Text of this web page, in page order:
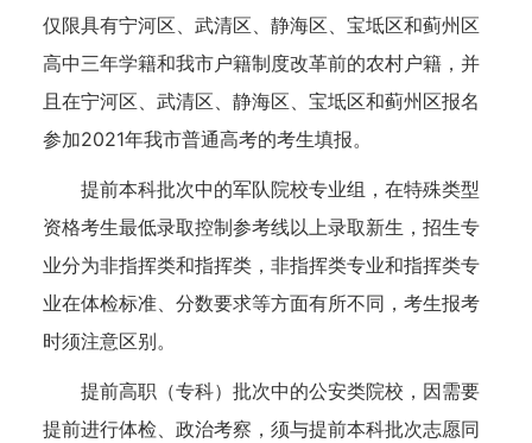
仅限具有宁河区、武清区、静海区、宝坻区和蓟州区
高中三年学籍和我市户籍制度改革前的农村户籍，并
且在宁河区、武清区、静海区、宝坻区和蓟州区报名
参加2021年我市普通高考的考生填报。
提前本科批次中的军队院校专业组，在特殊类型
资格考生最低录取控制参考线以上录取新生，招生专
业分为非指挥类和指挥类，非指挥类专业和指挥类专
业在体检标准、分数要求等方面有所不同，考生报考
时须注意区别。
提前高职（专科）批次中的公安类院校，因需要
提前进行体检、政治考察，须与提前本科批次志愿同